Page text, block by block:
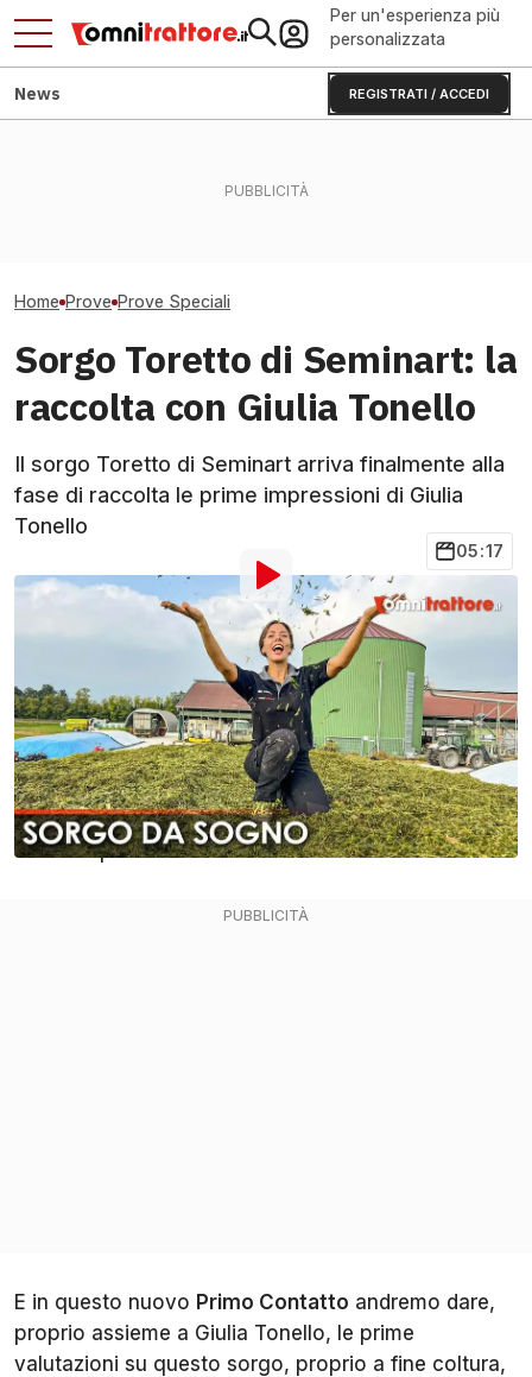
Per un'esperienza più
personalizzata
REGISTRATI / ACCEDI
News
Home Prove Prove Speciali
Sorgo Toretto di Seminart: la
raccolta con Giulia Tonello
Il sorgo Toretto di Seminart arriva finalmente alla
fase di raccolta le prime impressioni di Giulia
Tonello
05:17
Cristian Furini
17:00
Aggiungi OmniTrattore alle
fonti preferite su Google
Condividi
Il sorgo Toretto di Seminart arriva finalmente alla
fase di raccolta dopo che la nostra Giulia Tonello si
era occupata anche della stessa fase di semina.
E in questo nuovo Primo Contatto andremo dare,
proprio assieme a Giulia Tonello, le prime
valutazioni su questo sorgo, proprio a fine coltura,